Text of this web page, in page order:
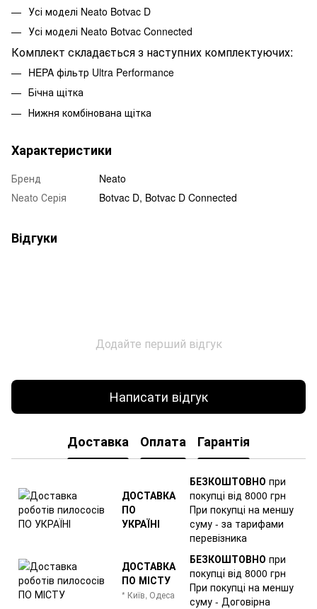
Усі моделі Neato Botvac D
Усі моделі Neato Botvac Connected
Комплект складається з наступних комплектуючих:
HEPA фільтр Ultra Performance
Бічна щітка
Нижня комбінована щітка
Характеристики
Бренд
Neato
Neato Серія
Botvac D, Botvac D Connected
Відгуки
Додайте перший відгук
Написати відгук
Доставка Оплата Гарантія
ДОСТАВКА
ПО
УКРАЇНІ
БЕЗКОШТОВНО при
покупці від 8000 грн
При покупці на меншу
суму - за тарифами
перевізника
ДОСТАВКА
ПО МІСТУ
* Київ, Одеса
БЕЗКОШТОВНО при
покупці від 8000 грн
При покупці на меншу
суму - Договірна